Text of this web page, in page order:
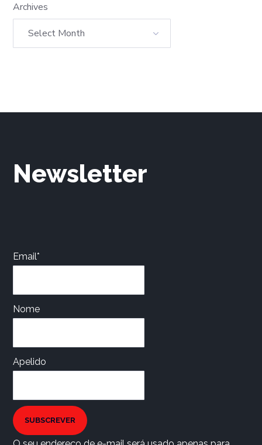
Archives
Newsletter
Email*
Nome
Apelido
SUBSCREVER